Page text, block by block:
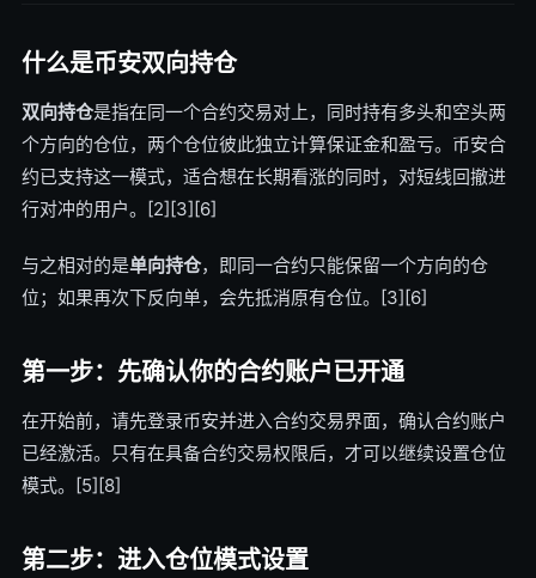
什么是币安双向持仓
双向持仓是指在同一个合约交易对上，同时持有多头和空头两
个方向的仓位，两个仓位彼此独立计算保证金和盈亏。币安合
约已支持这一模式，适合想在长期看涨的同时，对短线回撤进
行对冲的用户。[2][3][6]
与之相对的是单向持仓，即同一合约只能保留一个方向的仓
位；如果再次下反向单，会先抵消原有仓位。[3][6]
第一步：先确认你的合约账户已开通
在开始前，请先登录币安并进入合约交易界面，确认合约账户
已经激活。只有在具备合约交易权限后，才可以继续设置仓位
模式。[5][8]
第二步：进入仓位模式设置